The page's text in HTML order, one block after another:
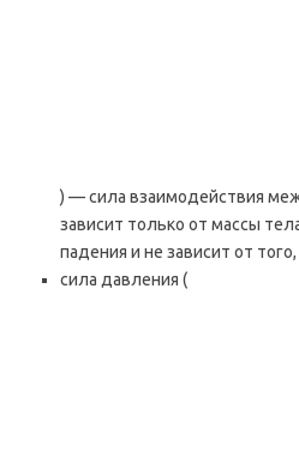
) — сила взаимодействия
зависит только от массы
падения и не зависит от
сила давления (